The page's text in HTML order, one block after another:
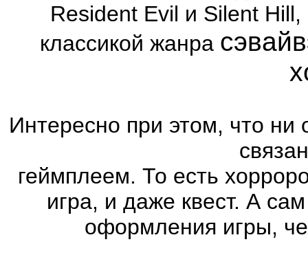
Resident Evil и Silent
классикой жанра
Интересно при этом, что ни
геймплеем. То есть
игра, и даже квест. А
оформления игры,